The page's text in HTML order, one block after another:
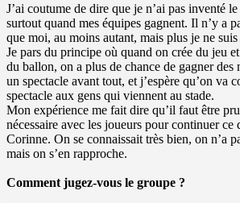
J’ai coutume de dire que je n’ai pas inventé
surtout quand mes équipes gagnent. Il n’y a
que moi, au moins autant, mais plus je ne suis
Je pars du principe où quand on crée du jeu
du ballon, on a plus de chance de gagner des
un spectacle avant tout, et j’espère qu’on va
spectacle aux gens qui viennent au stade.
Mon expérience me fait dire qu’il faut être
nécessaire avec les joueurs pour continuer ce
Corinne. On se connaissait très bien, on n’a
mais on s’en rapproche.
Comment jugez-vous le groupe ?